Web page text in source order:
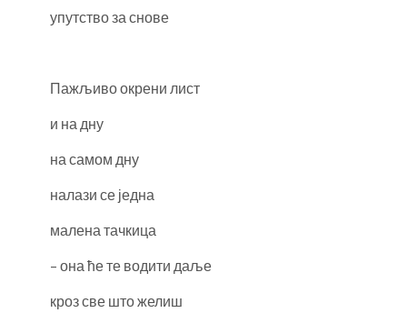
упутство за снове
Пажљиво окрени лист
и на дну
на самом дну
налази се једна
малена тачкица
– она ће те водити даље
кроз све што желиш